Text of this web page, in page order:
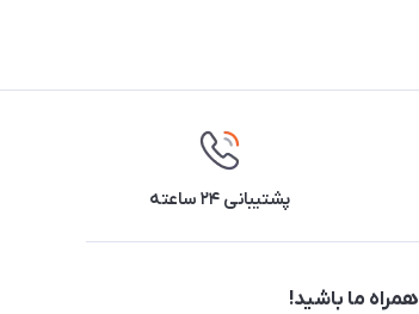
پشتیبانی ۲۴ ساعته
همراه ما باشید!